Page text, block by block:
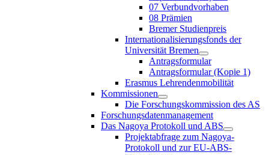
07 Verbundvorhaben
08 Prämien
Bremer Studienpreis
Internationalisierungsfonds der
Universität Bremen
Antragsformular
Antragsformular (Kopie 1)
Erasmus Lehrendenmobilität
Kommissionen
Die Forschungskommission des AS
Forschungsdatenmanagement
Das Nagoya Protokoll und ABS
Projektabfrage zum Nagoya-
Protokoll und zur EU-ABS-